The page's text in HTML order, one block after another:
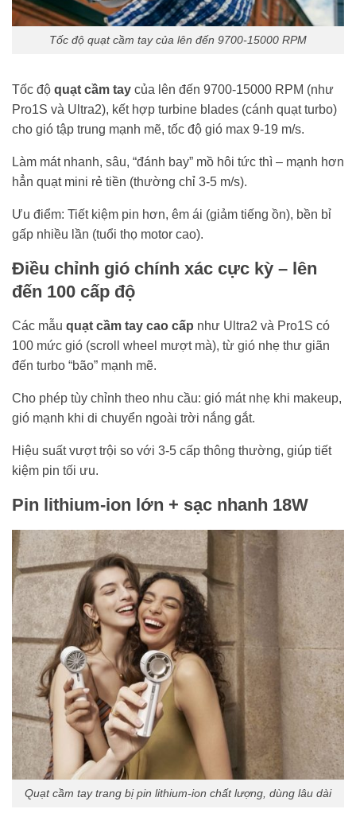
Tốc độ quạt cầm tay của lên đến 9700-15000 RPM
Tốc độ quạt cầm tay của lên đến 9700-15000 RPM (như
Pro1S và Ultra2), kết hợp turbine blades (cánh quạt turbo)
cho gió tập trung mạnh mẽ, tốc độ gió max 9-19 m/s.
Làm mát nhanh, sâu, “đánh bay” mồ hôi tức thì – mạnh hơn
hẳn quạt mini rẻ tiền (thường chỉ 3-5 m/s).
Ưu điểm: Tiết kiệm pin hơn, êm ái (giảm tiếng ồn), bền bỉ
gấp nhiều lần (tuổi thọ motor cao).
Điều chỉnh gió chính xác cực kỳ – lên
đến 100 cấp độ
Các mẫu quạt cầm tay cao cấp như Ultra2 và Pro1S có
100 mức gió (scroll wheel mượt mà), từ gió nhẹ thư giãn
đến turbo “bão” mạnh mẽ.
Cho phép tùy chỉnh theo nhu cầu: gió mát nhẹ khi makeup,
gió mạnh khi di chuyển ngoài trời nắng gắt.
Hiệu suất vượt trội so với 3-5 cấp thông thường, giúp tiết
kiệm pin tối ưu.
Pin lithium-ion lớn + sạc nhanh 18W
Quạt cầm tay trang bị pin lithium-ion chất lượng, dùng lâu dài